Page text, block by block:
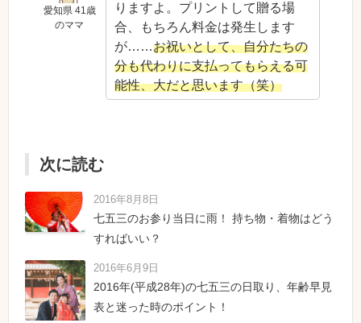
愛知県 41歳
のママ
りますよ。プリントして贈る場
合、もちろん料金は発生します
が……お祝いとして、自分たちの
分も代わりに支払ってもらえる可
能性、大だと思います（笑）
次に読む
2016年8月8日
七五三のお参り当日に雨！ 持ち物・着物はどう
すればいい？
2016年6月9日
2016年(平成28年)の七五三の日取り、年齢早見
表と迷った時のポイント！